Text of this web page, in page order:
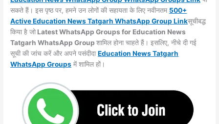
सकते हैं। इस पृष्ठ पर, हमने उन लोगों की सहायता के लिए नवीनतम 500+
Active Education News Tatgarh WhatsApp Group Linkसूचीबद्ध
किया है जो Latest WhatsApp Groups for Education News
Tatgarh WhatsApp Groupशामिल होना चाहते हैं। इसलिए, नीचे दी गई
सूची की जांच करें और अपने पसंदीदाEducation News Tatgarh
WhatsAppGroups में शामिल हों।